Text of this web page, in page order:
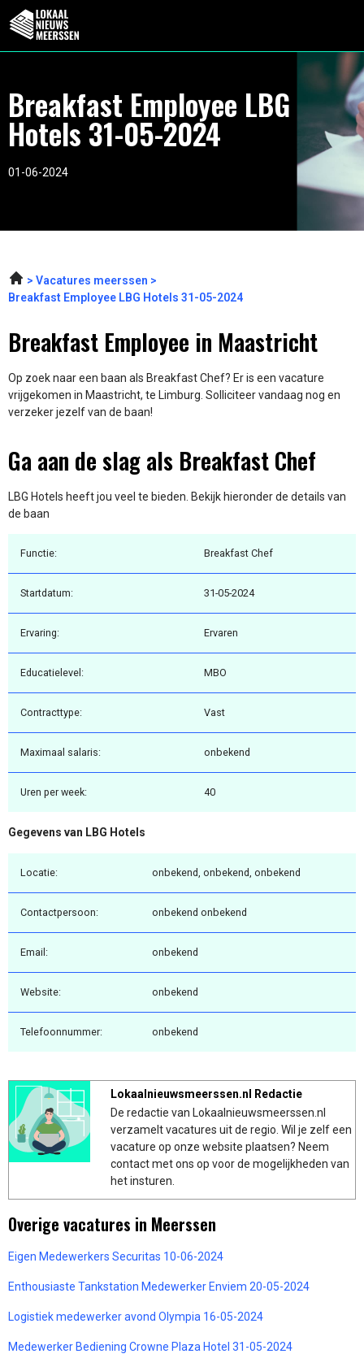
Breakfast Employee LBG
Hotels 31-05-2024
01-06-2024
Vacatures meerssen
Breakfast Employee LBG Hotels 31-05-2024
Breakfast Employee in Maastricht
Op zoek naar een baan als Breakfast Chef? Er is een vacature
vrijgekomen in Maastricht, te Limburg. Solliciteer vandaag nog en
verzeker jezelf van de baan!
Ga aan de slag als Breakfast Chef
LBG Hotels heeft jou veel te bieden. Bekijk hieronder de details van
de baan
Functie: Breakfast Chef
Startdatum: 31-05-2024
Ervaring: Ervaren
Educatielevel: MBO
Contracttype: Vast
Maximaal salaris: onbekend
Uren per week: 40
Gegevens van LBG Hotels
Locatie: onbekend, onbekend, onbekend
Contactpersoon: onbekend onbekend
Email: onbekend
Website: onbekend
Telefoonnummer: onbekend
Lokaalnieuwsmeerssen.nl Redactie
De redactie van Lokaalnieuwsmeerssen.nl
verzamelt vacatures uit de regio. Wil je zelf een
vacature op onze website plaatsen? Neem
contact met ons op voor de mogelijkheden van
het insturen.
Overige vacatures in Meerssen
Eigen Medewerkers Securitas 10-06-2024
Enthousiaste Tankstation Medewerker Enviem 20-05-2024
Logistiek medewerker avond Olympia 16-05-2024
Medewerker Bediening Crowne Plaza Hotel 31-05-2024